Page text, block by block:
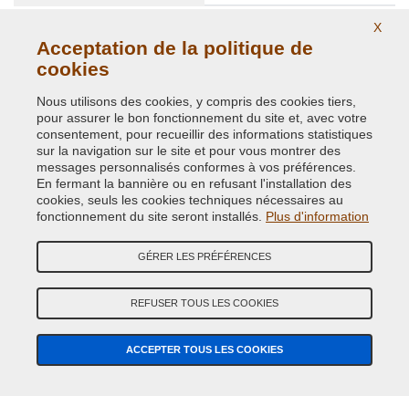
Marque de Voiture
Modèle de Voiture
Année (facultatif)
Code Couleur
RECHERCHE
Il est toujours recommandè de vèrifier le
carrosserie dans votre voiture pour commander la
bonne peinture.
X
Acceptation de la politique de
cookies
Nous utilisons des cookies, y compris des cookies tiers,
pour assurer le bon fonctionnement du site et, avec votre
consentement, pour recueillir des informations statistiques
sur la navigation sur le site et pour vous montrer des
messages personnalisés conformes à vos préférences.
En fermant la bannière ou en refusant l'installation des
cookies, seuls les cookies techniques nécessaires au
fonctionnement du site seront installés. Plus d'information
GÉRER LES PRÉFÉRENCES
REFUSER TOUS LES COOKIES
ACCEPTER TOUS LES COOKIES